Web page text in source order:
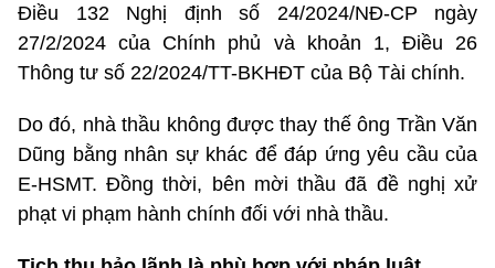
Điều 132 Nghị định số 24/2024/NĐ-CP ngày
27/2/2024 của Chính phủ và khoản 1, Điều 26
Thông tư số 22/2024/TT-BKHĐT của Bộ Tài chính.
Do đó, nhà thầu không được thay thế ông Trần Văn
Dũng bằng nhân sự khác để đáp ứng yêu cầu của
E-HSMT. Đồng thời, bên mời thầu đã đề nghị xử
phạt vi phạm hành chính đối với nhà thầu.